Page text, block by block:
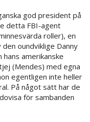
god president på
detta FBI-agent
roller), en
oundviklige Danny
amerikanske
(Mendes) med egna
egentligen inte heller
På något sätt har de
för sambanden